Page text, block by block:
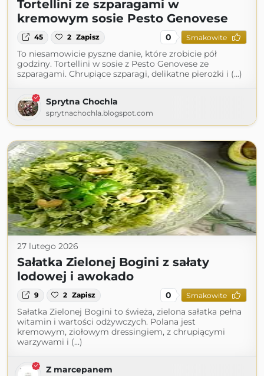
Tortellini ze szparagami w
kremowym sosie Pesto Genovese
45 2 Zapisz 0 Smakowite
To niesamowicie pyszne danie, które zrobicie pół
godziny. Tortellini w sosie z Pesto Genovese ze
szparagami. Chrupiące szparagi, delikatne pierożki i (...)
Sprytna Chochla
sprytnachochla.blogspot.com
27 lutego 2026
Sałatka Zielonej Bogini z sałaty
lodowej i awokado
9 2 Zapisz 0 Smakowite
Sałatka Zielonej Bogini to świeża, zielona sałatka pełna
witamin i wartości odżywczych. Polana jest
kremowym, ziołowym dressingiem, z chrupiącymi
warzywami i (...)
Z marcepanem